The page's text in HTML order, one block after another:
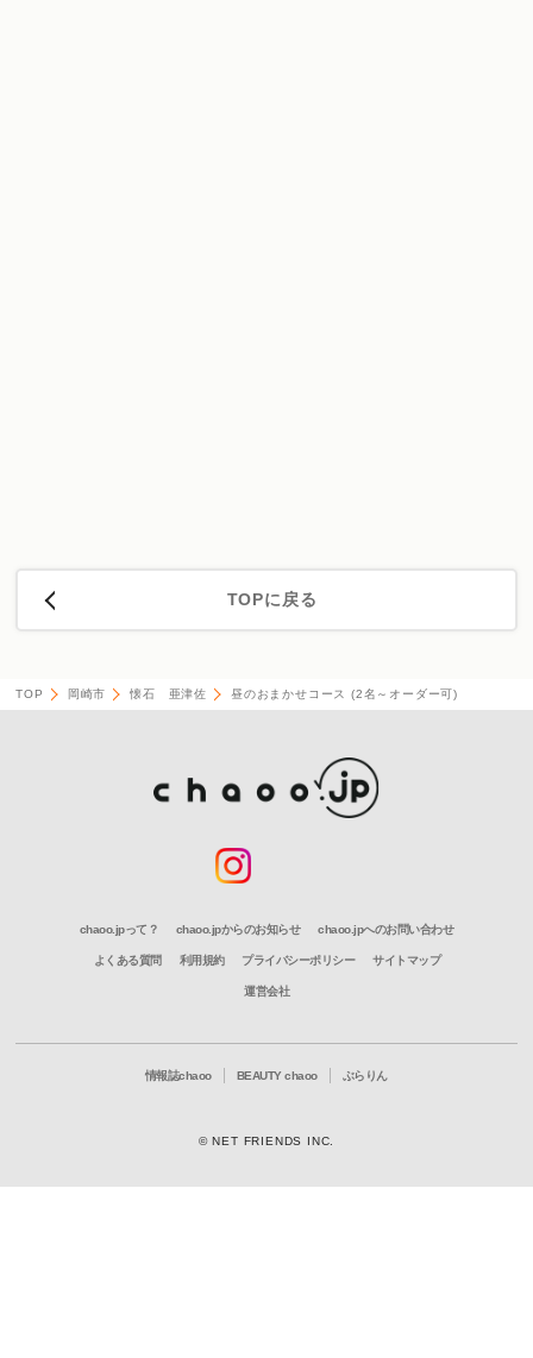
TOPに戻る
TOP 岡崎市 懐石 亜津佐 昼のおまかせコース (2名～オーダー可)
chaoo.jpって？ chaoo.jpからのお知らせ chaoo.jpへのお問い合わせ
よくある質問 利用規約 プライバシーポリシー サイトマップ
運営会社
情報誌chaoo BEAUTY chaoo ぶらりん
© NET FRIENDS INC.